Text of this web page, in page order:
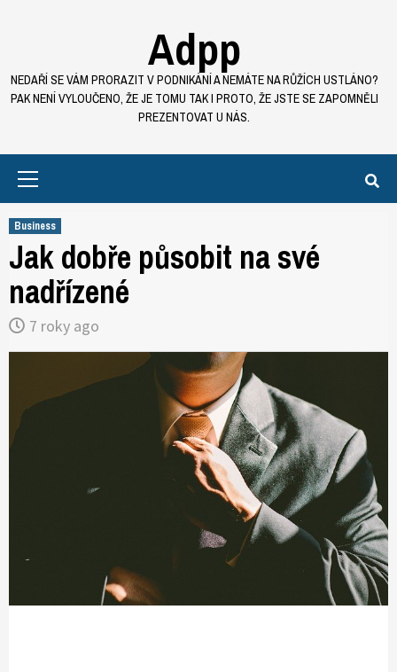
Adpp
NEDAŘÍ SE VÁM PRORAZIT V PODNIKÁNÍ A NEMÁTE NA RŮŽÍCH USTLÁNO?
PAK NENÍ VYLOUČENO, ŽE JE TOMU TAK I PROTO, ŽE JSTE SE ZAPOMNĚLI
PREZENTOVAT U NÁS.
Business
Jak dobře působit na své
nadřízené
7 roky ago